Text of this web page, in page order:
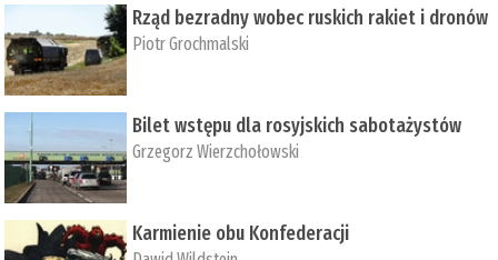
Rząd bezradny wobec ruskich rakiet i dronów
Piotr Grochmalski
Bilet wstępu dla rosyjskich sabotażystów
Grzegorz Wierzchołowski
Karmienie obu Konfederacji